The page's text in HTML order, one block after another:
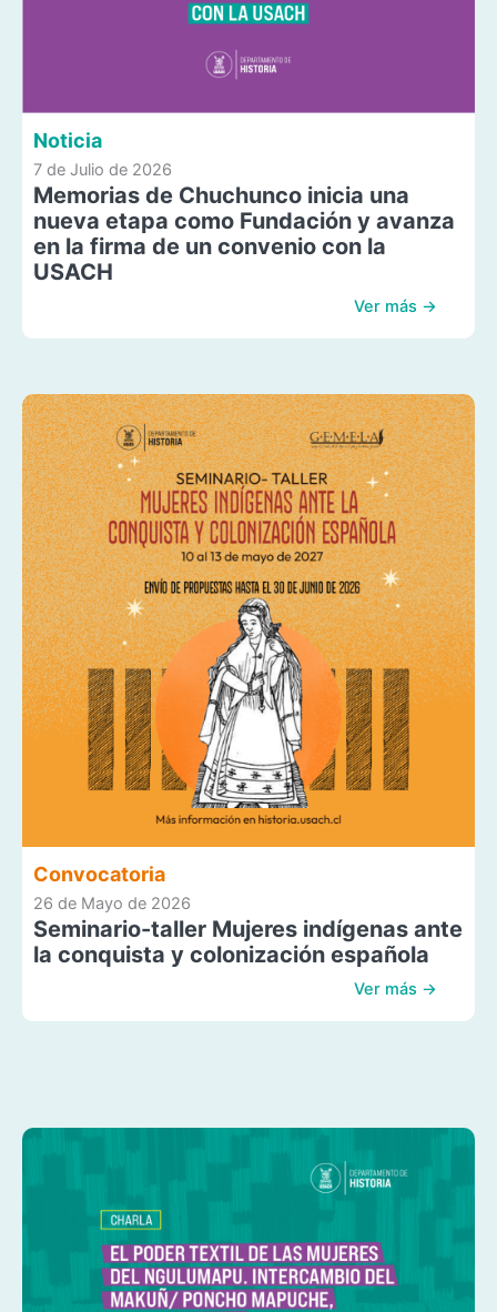
Noticia
7 de Julio de 2026
Memorias de Chuchunco inicia una
nueva etapa como Fundación y avanza
en la firma de un convenio con la
USACH
Ver más →
Convocatoria
26 de Mayo de 2026
Seminario-taller Mujeres indígenas ante
la conquista y colonización española
Ver más →